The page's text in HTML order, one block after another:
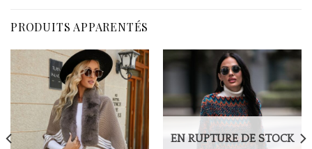
PRODUITS APPARENTÉS
EN RUPTURE DE STOCK